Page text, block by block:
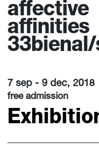
affective
affinities
7 sep - 9 dec, 2018
free admission